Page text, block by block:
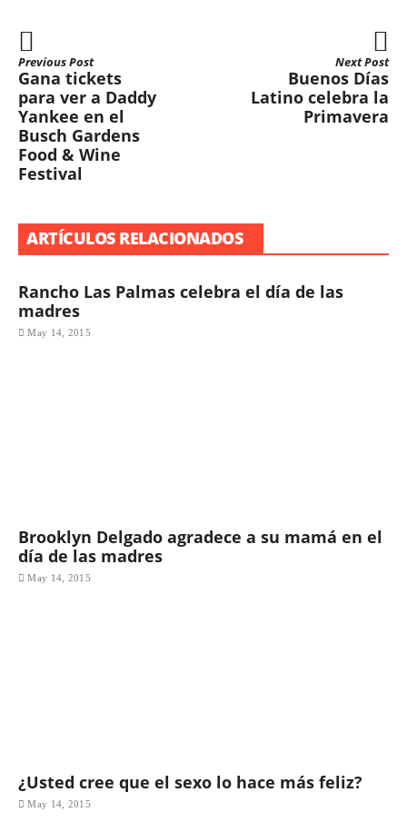
Previous Post
Gana tickets
para ver a Daddy
Yankee en el
Busch Gardens
Food & Wine
Festival
Next Post
Buenos Días
Latino celebra la
Primavera
ARTÍCULOS RELACIONADOS
Rancho Las Palmas celebra el día de las
madres
May 14, 2015
Brooklyn Delgado agradece a su mamá en el
día de las madres
May 14, 2015
¿Usted cree que el sexo lo hace más feliz?
May 14, 2015